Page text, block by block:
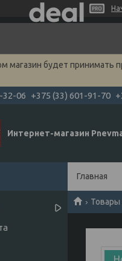
магазин будет принимать
32-06 +375 (33) 601-91-70
Интернет-магазин
Главная
Товары